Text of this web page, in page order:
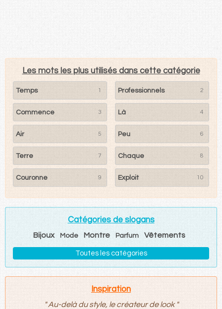
Les mots les plus utilisés dans cette catégorie
Temps 1 Professionnels 2
Commence 3 Là 4
Air 5 Peu 6
Terre 7 Chaque 8
Couronne 9 Exploit 10
Catégories de slogans
Bijoux Mode Montre Parfum Vêtements
Toutes les catégories
Inspiration
" Au-delà du style, le créateur de look "